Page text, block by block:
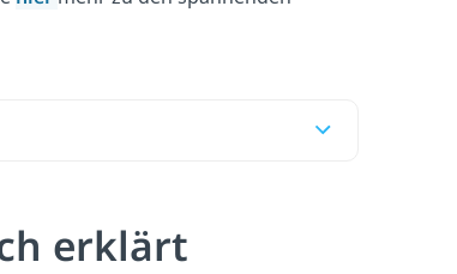
erklärt